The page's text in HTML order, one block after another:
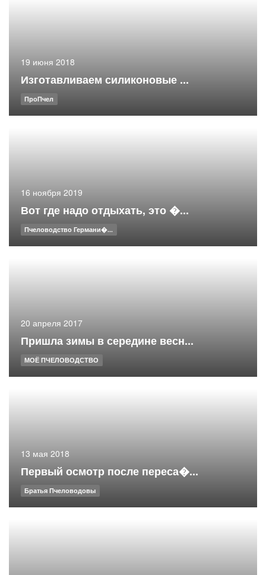
19 июня 2018
Изготавливаем силиконовые ...
ПроПчел
16 ноября 2019
Вот где надо отдыхать, это �...
Пчеловодство Германи�...
20 апреля 2017
Пришла зимы в середине весн...
МОЁ ПЧЕЛОВОДСТВО
13 мая 2018
Первый осмотр после переса�...
Братья Пчеловодовы